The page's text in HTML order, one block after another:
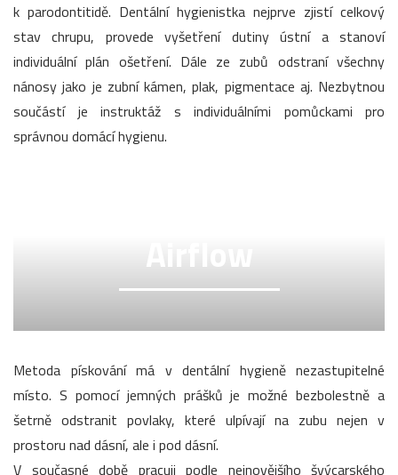
k parodontitidě. Dentální hygienistka nejprve zjistí celkový
stav chrupu, provede vyšetření dutiny ústní a stanoví
individuální plán ošetření. Dále ze zubů odstraní všechny
nánosy jako je zubní kámen, plak, pigmentace aj. Nezbytnou
součástí je instruktáž s individuálními pomůckami pro
správnou domácí hygienu.
Airflow
Metoda pískování má v dentální hygieně nezastupitelné
místo. S pomocí jemných prášků je možné bezbolestně a
šetrně odstranit povlaky, které ulpívají na zubu nejen v
prostoru nad dásní, ale i pod dásní.
V současné době pracuji podle nejnovějšího švýcarského